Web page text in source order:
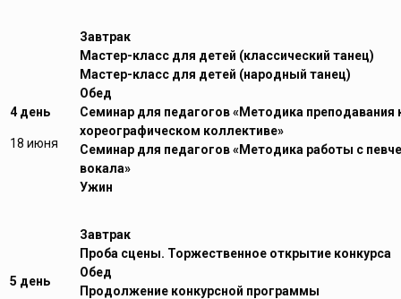
4 день
18 июня
Завтрак
Мастер-класс для детей (классический танец)
Мастер-класс для детей (народный танец)
Обед
Семинар для педагогов «Методика преподавания
хореографическом коллективе»
Семинар для педагогов «Методика работы с
вокала»
Ужин
5 день
Завтрак
Проба сцены. Торжественное открытие конкурса
Обед
Продолжение конкурсной программы